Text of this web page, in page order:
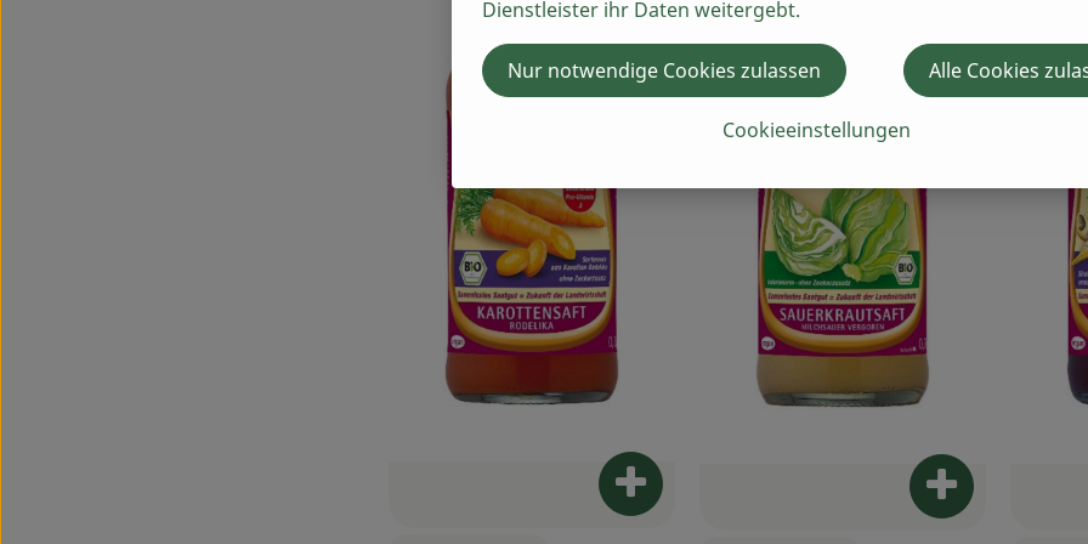
Produkt zum Warenkorb hinzufügenProdukt zum
Dienstleister ihr Daten weitergebt.
Cookieeinstellungen
Nur notwendige Cookies zulassen Alle Cookies